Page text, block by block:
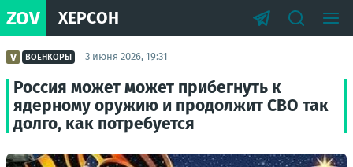
ZOV ХЕРСОН
ВОЕНКОРЫ 3 июня 2026, 19:31
Россия может может прибегнуть к
ядерному оружию и продолжит СВО так
долго, как потребуется